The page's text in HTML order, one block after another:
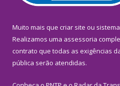
Muito mais que criar site ou
Realizamos uma assessoria
contrato que todas as exigências
pública serão atendidas.